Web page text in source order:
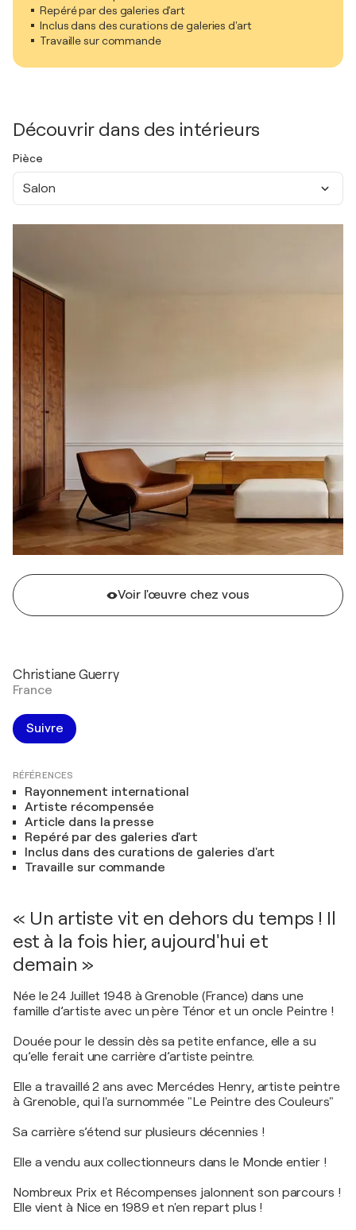
Repéré par des galeries d'art
Inclus dans des curations de galeries d'art
Travaille sur commande
Découvrir dans des intérieurs
Pièce
Salon
Voir l'œuvre chez vous
Christiane Guerry
France
Suivre
RÉFÉRENCES
Rayonnement international
Artiste récompensée
Article dans la presse
Repéré par des galeries d'art
Inclus dans des curations de galeries d'art
Travaille sur commande
« Un artiste vit en dehors du temps ! Il
est à la fois hier, aujourd'hui et
demain »
Née le 24 Juillet 1948 à Grenoble (France) dans une
famille d’artiste avec un père Ténor et un oncle Peintre !
Douée pour le dessin dès sa petite enfance, elle a su
qu’elle ferait une carrière d’artiste peintre.
Elle a travaillé 2 ans avec Mercédes Henry, artiste peintre
à Grenoble, qui l'a surnommée "Le Peintre des Couleurs"
Sa carrière s’étend sur plusieurs décennies !
Elle a vendu aux collectionneurs dans le Monde entier !
Nombreux Prix et Récompenses jalonnent son parcours !
Elle vient à Nice en 1989 et n'en repart plus !